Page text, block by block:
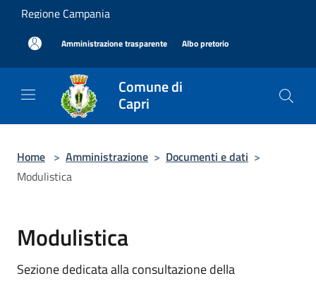
Salta al contenuto principale
Regione Campania
Amministrazione trasparente Albo pretorio
Comune di
Capri
Home > Amministrazione > Documenti e dati >
Modulistica
Modulistica
Sezione dedicata alla consultazione della